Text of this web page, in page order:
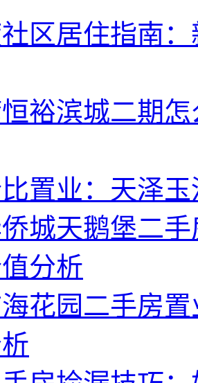
区居住指南
裕滨城二期
置业：天泽
城天鹅堡二
分析
花园二手房